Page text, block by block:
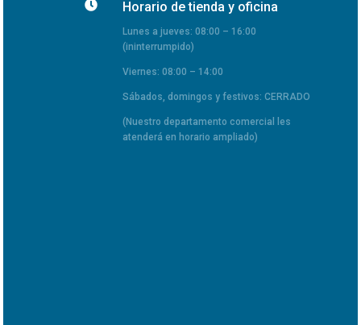
 Horario de tienda y oficina
Lunes a jueves: 08:00 – 16:00
(ininterrumpido)
Viernes: 08:00 – 14:00
Sábados, domingos y festivos: CERRADO
(Nuestro departamento comercial les
atenderá en horario ampliado)